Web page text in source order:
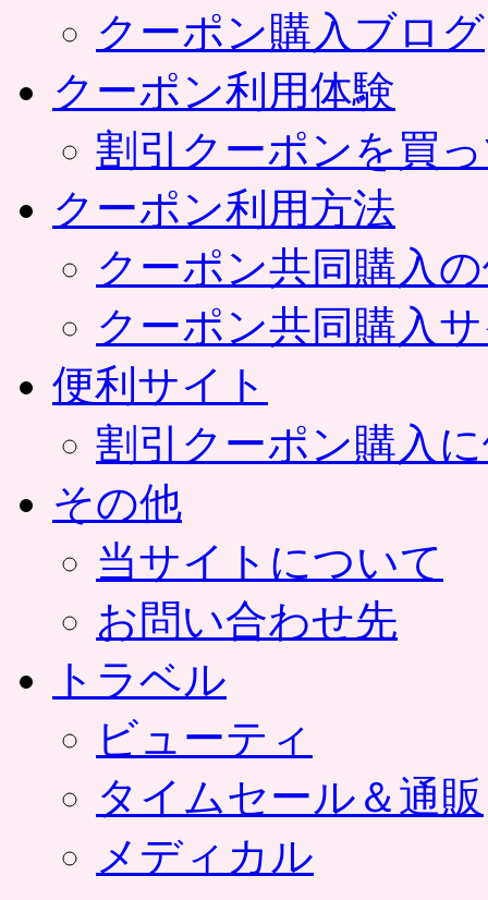
クーポン購入ブログ
クーポン利用体験
割引クーポンを買
クーポン利用方法
クーポン共同購入
クーポン共同購入
便利サイト
割引クーポン購入
その他
当サイトについて
お問い合わせ先
トラベル
ビューティ
タイムセール＆通販
メディカル